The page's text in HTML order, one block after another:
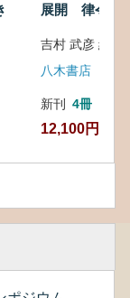
展開 律令・
吉村 武彦 編集
八木書店
新刊 4冊
12,100円